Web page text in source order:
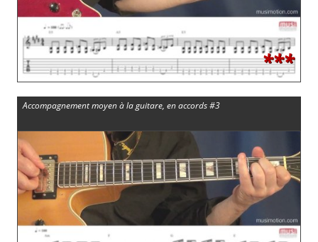
***
Accompagnement moyen à la guitare, en accords #3